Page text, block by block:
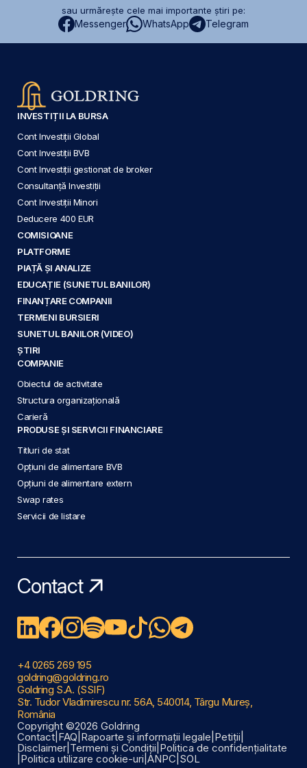
sau urmărește cele mai importante știri pe:
Messenger WhatsApp Telegram
INVESTIȚII LA BURSA
Cont Investiții Global
Cont Investiții BVB
Cont Investiții gestionat de broker
Consultanță Investiții
Cont Investiții Minori
Deducere 400 EUR
COMISIOANE
PLATFORME
PIAȚĂ ȘI ANALIZE
EDUCAȚIE (SUNETUL BANILOR)
FINANȚARE COMPANII
TERMENI BURSIERI
SUNETUL BANILOR (VIDEO)
ȘTIRI
COMPANIE
Obiectul de activitate
Structura organizațională
Carieră
PRODUSE ȘI SERVICII FINANCIARE
Titluri de stat
Opțiuni de alimentare BVB
Opțiuni de alimentare extern
Swap rates
Servicii de listare
Contact
+4 0265 269 195
goldring@goldring.ro
Goldring S.A. (SSIF)
Str. Tudor Vladimirescu nr. 56A, 540014, Târgu Mureș,
România
Copyright ©2026 Goldring
Contact FAQ Rapoarte și informații legale Petiții
Disclaimer Termeni și Condiții Politica de confidențialitate
Politica utilizare cookie-uri ANPC SOL